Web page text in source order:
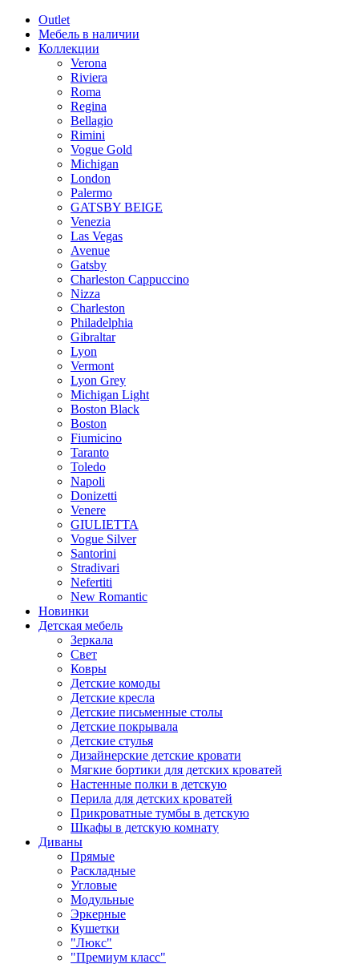
Outlet
Мебель в наличии
Коллекции
Verona
Riviera
Roma
Regina
Bellagio
Rimini
Vogue Gold
Michigan
London
Palermo
GATSBY BEIGE
Venezia
Las Vegas
Avenue
Gatsby
Charleston Cappuccino
Nizza
Charleston
Philadelphia
Gibraltar
Lyon
Vermont
Lyon Grey
Michigan Light
Boston Black
Boston
Fiumicino
Taranto
Toledo
Napoli
Donizetti
Venere
GIULIETTA
Vogue Silver
Santorini
Stradivari
Nefertiti
New Romantic
Новинки
Детская мебель
Зеркала
Свет
Ковры
Детские комоды
Детские кресла
Детские письменные столы
Детские покрывала
Детские стулья
Дизайнерские детские кровати
Мягкие бортики для детских кроватей
Настенные полки в детскую
Перила для детских кроватей
Прикроватные тумбы в детскую
Шкафы в детскую комнату
Диваны
Прямые
Раскладные
Угловые
Модульные
Эркерные
Кушетки
"Люкс"
"Премиум класс"